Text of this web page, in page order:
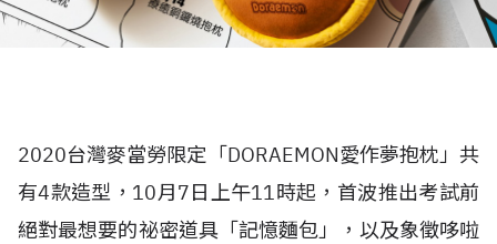
2020台灣麥當勞限定「DORAEMON愛作夢抱枕」共
有4款造型，10月7日上午11時起，首波推出考試前
絕對最想要的祕密道具「記憶麵包」，以及象徵哆啦